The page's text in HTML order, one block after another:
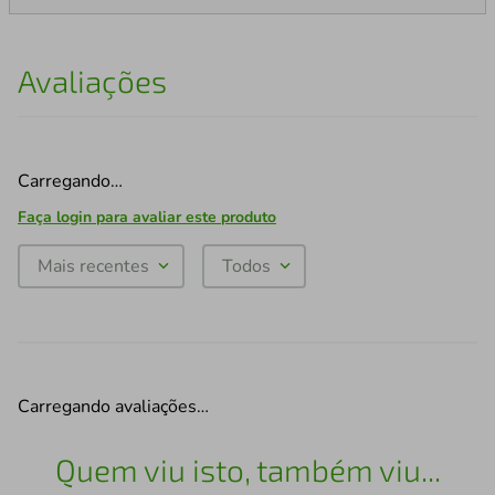
Avaliações
Carregando…
Faça login para avaliar este produto
Mais recentes Todos
Carregando avaliações…
Quem viu isto, também viu...